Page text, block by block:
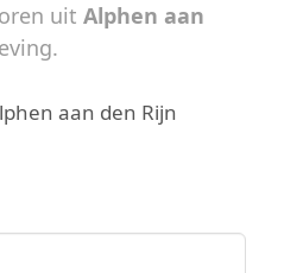
uit Alphen aan
aan den Rijn